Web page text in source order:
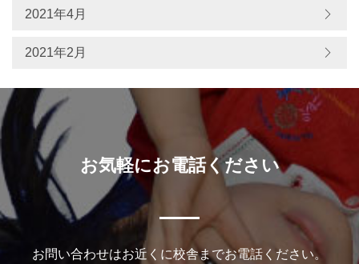
2021年4月
2021年2月
お気軽にお電話ください
お問い合わせはお近くに校舎までお電話ください。